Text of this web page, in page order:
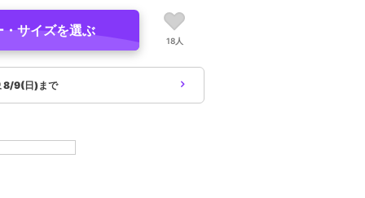
・サイズを選ぶ
18人
8/9(日)まで